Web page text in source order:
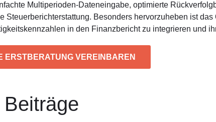
Multiperioden-Dateneingabe, optimierte
Steuerberichterstattung. Besonders hervorzuheben ist
in den Finanzbericht zu integrieren und
ERSTBERATUNG VEREINBAREN